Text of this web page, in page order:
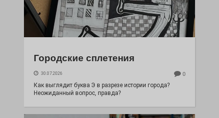
Городские сплетения
30.07.2026 0
Как выглядит буква Э в разрезе истории города?
Неожиданный вопрос, правда?